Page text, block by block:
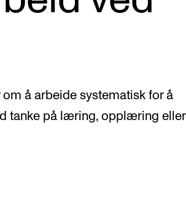
Kommunikasjon
å arbeide systematisk for å
tanke på læring, opplæring eller